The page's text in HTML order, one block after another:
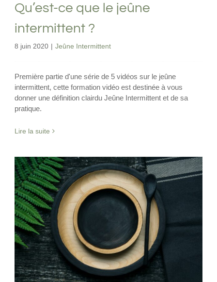
Qu’est-ce que le jeûne
intermittent ?
8 juin 2020 | Jeûne Intermittent
Première partie d'une série de 5 vidéos sur le jeûne
intermittent, cette formation vidéo est destinée à vous
donner une définition clairdu Jeûne Intermittent et de sa
pratique.
Lire la suite
Pourquoi vos règles peuvent stopper
pendant le jeûne ?
Jeûne Intermittent